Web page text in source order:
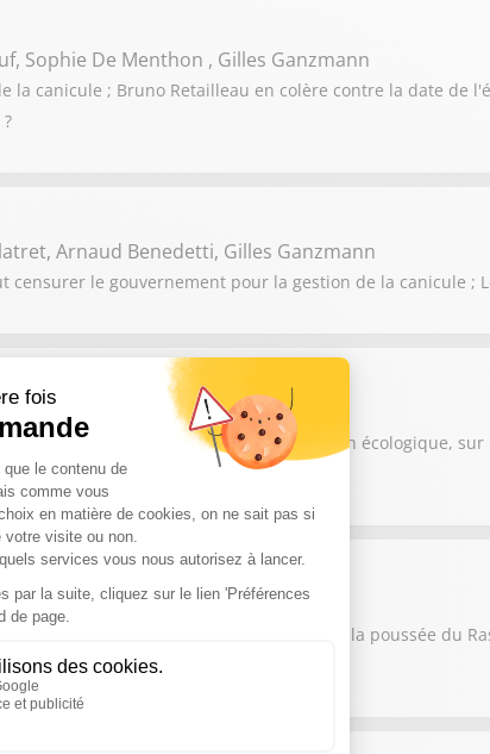
Sophie De Menthon , Gilles Ganzmann
canicule ; Bruno Retailleau en colère contre la date de
Arnaud Benedetti, Gilles Ganzmann
le gouvernement pour la gestion de la canicule ;
Rachida Kaaout , Gilles Ganzmann
Monique Barbut, ministre de la Transition écologique, sur
Jean-Claude Beaujour
domine les sondages. Comprenez-vous la poussée du